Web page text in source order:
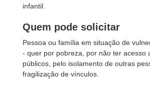
infantil.
Quem pode solicitar
Pessoa ou família em situação de
- quer por pobreza, por não ter acesso
públicos, pelo isolamento de outras
fragilização de vínculos.